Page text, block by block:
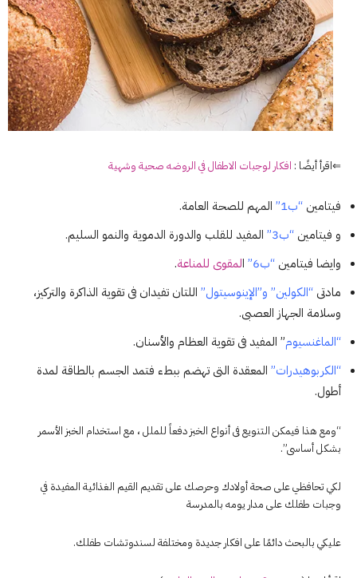
⇐اقرأ أيضًا : افكار لوجبات الاطفال في الروضه صحية وشهية
فيتامين “ب1”
المهم للصحة العامة.
و فيتامين “ب3”
المفيد للقلب والدورة الدموية والنمو السليم.
وايضا فيتامين “ب6” المقوى للمناعة.
مادتى “الكولين” و”الإينوسيتول” اللتان تفيدان فى تقوية الذاكرة والتركيز،
وسلامة الجهاز العصبى.
“الماغنسيوم” المفيد فى تقوية العظام والأسنان.
“الكربوهيدرات” المعقدة التى تهضم ببطء فتمد الجسم بالطاقة لمدة
أطول.
“ومع هذا فيمكن التنويع فى أنواع الخبز دفعاً للملل ، مع استخدام الخبز الأسمر
بشكل أساسى”.
لكي تحافظي على صحة أولادك وحرصك على تقديم القيم الغذائية المفيدة في
وجبات طفلك على مدار يومه بالمدرسة
عليكي بالبحث دائمًا على افكار جديدة ومختلفة لسندوتشات طفلك.